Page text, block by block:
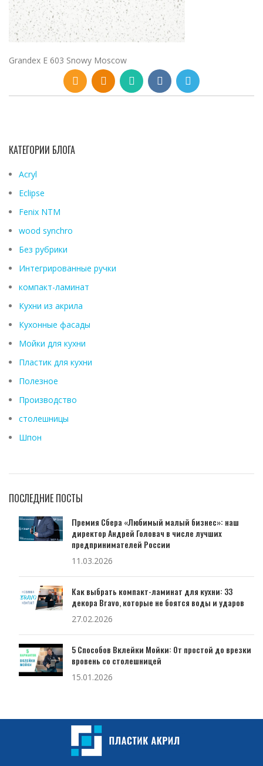
Grandex E 603 Snowy Moscow
КАТЕГОРИИ БЛОГА
Acryl
Eclipse
Fenix ​​NTM
wood synchro
Без рубрики
Интегрированные ручки
компакт-ламинат
Кухни из акрила
Кухонные фасады
Мойки для кухни
Пластик для кухни
Полезное
Производство
столешницы
Шпон
ПОСЛЕДНИЕ ПОСТЫ
Премия Сбера «Любимый малый бизнес»: наш
директор Андрей Головач в числе лучших
предпринимателей России
11.03.2026
Как выбрать компакт-ламинат для кухни: 33
декора Bravo, которые не боятся воды и ударов
27.02.2026
5 Способов Вклейки Мойки: От простой до врезки
вровень со столешницей
15.01.2026